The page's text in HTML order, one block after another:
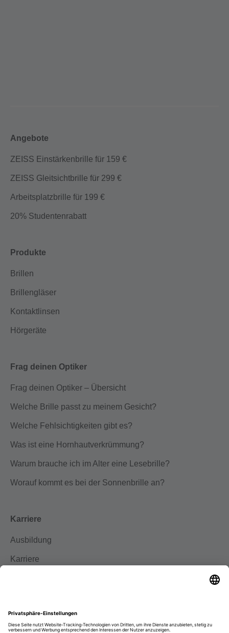
Angebote
ZEISS Einstärkenbrille für 159 €
ZEISS Gleitsichtbrille für 299 €
Arbeitsplatzbrille für 199 €
20% Studentenrabatt
Produkte
Brillen
Brillengläser
Kontaktlinsen
Hörgeräte
Frag deinen Optiker
Frag deinen Optiker – Übersicht
Welche Brille passt zu meinem Gesicht?
Welche Fehlsichtigkeiten gibt es?
Was ist eine Hornhautverkrümmung?
Warum brauche ich im Alter eine Lesebrille?
Worauf kommt es bei der Sonnenbrille an?
Karriere
Ausbildung
Karriere